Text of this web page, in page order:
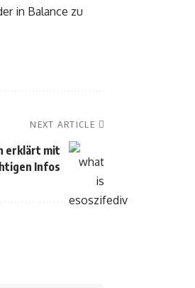
in Balance zu
NEXT ARTICLE
erklärt mit
Infos